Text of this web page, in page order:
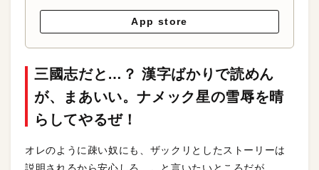
App store
三國志だと…？ 漢字ばかりで読めん
が、まあいい。ナメック星の雪辱を晴
らしてやるぜ！
オレのように疎い奴にも、ザックリとしたストーリーは